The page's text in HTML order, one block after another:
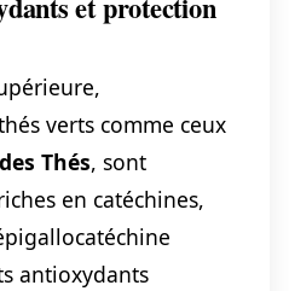
verts comme ceux
Thés, sont
en catéchines,
antioxydants